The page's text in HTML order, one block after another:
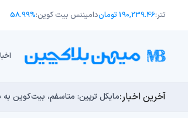
تتر:190,239.46 تومان دامیننس بیت کوین:58.99%
آخرین اخبار:مایکل ترپین: متاسفم، بیت‌کوین به سمت ۴۳,۵۰۰ دلار در
توسعه‌دهندگان بیت‌کوین ۸۵ باگ بحرانی را در یک وضعیت «فوق‌العاده بد» شناسایی کردند
اوج‌گیری طلا با تقاضای چین؛ چرا قیمت بیت کوین
بدترین نمودار برای گاوهای بیت
انتقال ۶۶ میلیون دلاری بیت کوین توسط مایکرواستراتژی؛ آیا فشار فروش جدیدی در راه است؟